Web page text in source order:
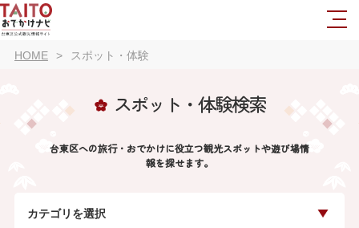
HOME スポット・体験
スポット・体験検索
台東区への旅行・おでかけに役立つ観光スポットや遊び場情
報を探せます。
カテゴリを選択